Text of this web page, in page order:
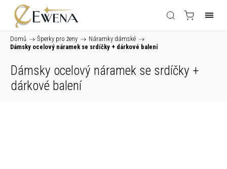
Domů / Šperky pro ženy / Náramky dámské /
Dámsky ocelový náramek se srdíčky + dárkové balení
Dámsky ocelový náramek se srdíčky +
dárkové balení